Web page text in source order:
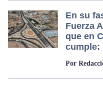
En su
Fuerza
que en
cumple:
Por